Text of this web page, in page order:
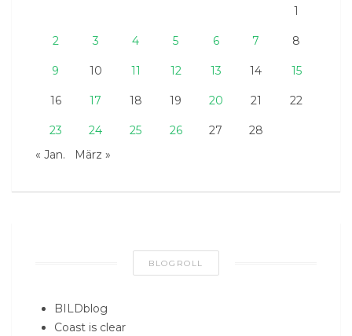
1
2 3 4 5 6 7 8
9 10 11 12 13 14 15
16 17 18 19 20 21 22
23 24 25 26 27
28
« Jan.
März »
BLOGROLL
BILDblog
Coast is clear